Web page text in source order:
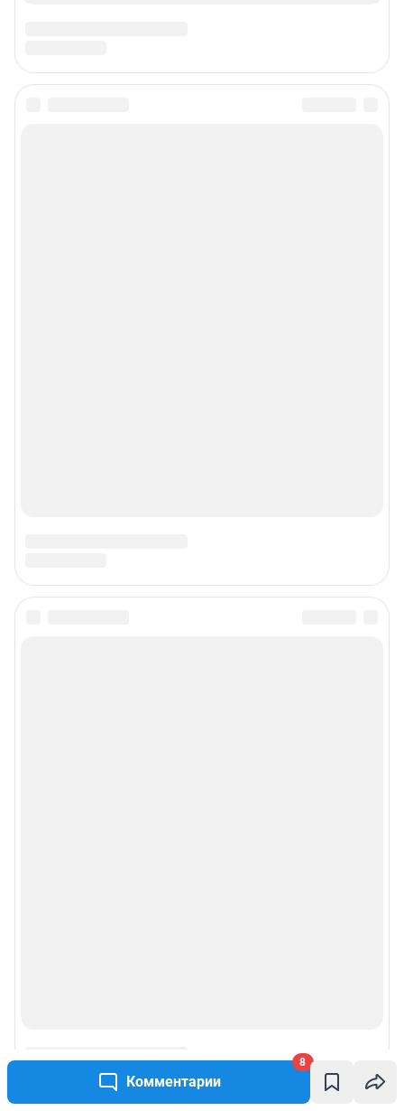
Комментарии
8